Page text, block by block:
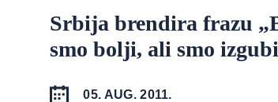
Srbija brendira frazu
smo bolji, ali smo
05. AUG. 2011.